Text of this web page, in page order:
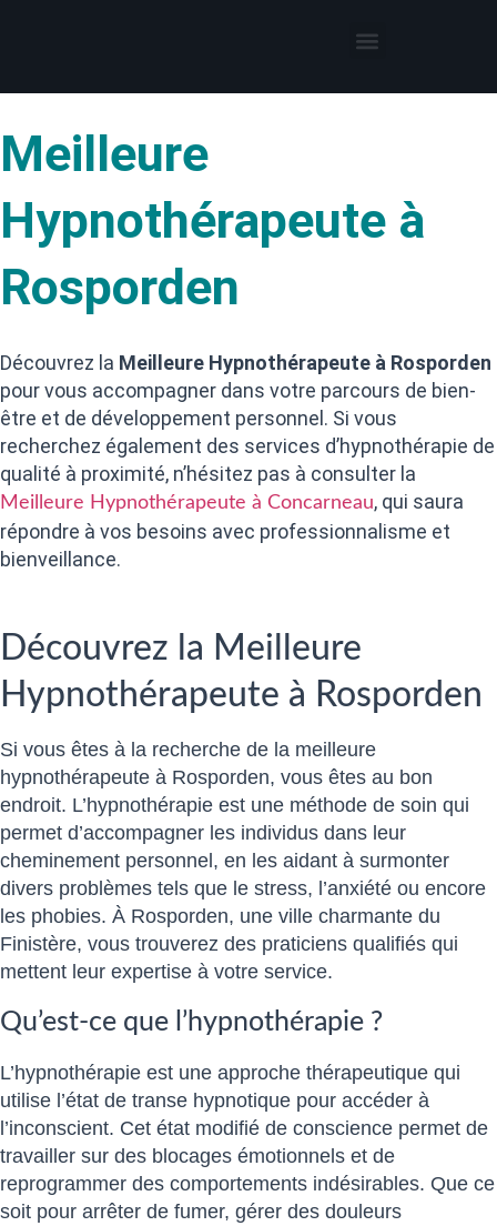
Meilleure
Hypnothérapeute à
Rosporden
Découvrez la Meilleure Hypnothérapeute à Rosporden
pour vous accompagner dans votre parcours de bien-
être et de développement personnel. Si vous
recherchez également des services d’hypnothérapie de
qualité à proximité, n’hésitez pas à consulter la
Meilleure Hypnothérapeute à Concarneau, qui saura
répondre à vos besoins avec professionnalisme et
bienveillance.
Découvrez la Meilleure
Hypnothérapeute à Rosporden
Si vous êtes à la recherche de la meilleure
hypnothérapeute à Rosporden, vous êtes au bon
endroit. L’hypnothérapie est une méthode de soin qui
permet d’accompagner les individus dans leur
cheminement personnel, en les aidant à surmonter
divers problèmes tels que le stress, l’anxiété ou encore
les phobies. À Rosporden, une ville charmante du
Finistère, vous trouverez des praticiens qualifiés qui
mettent leur expertise à votre service.
Qu’est-ce que l’hypnothérapie ?
L’hypnothérapie est une approche thérapeutique qui
utilise l’état de transe hypnotique pour accéder à
l’inconscient. Cet état modifié de conscience permet de
travailler sur des blocages émotionnels et de
reprogrammer des comportements indésirables. Que ce
soit pour arrêter de fumer, gérer des douleurs